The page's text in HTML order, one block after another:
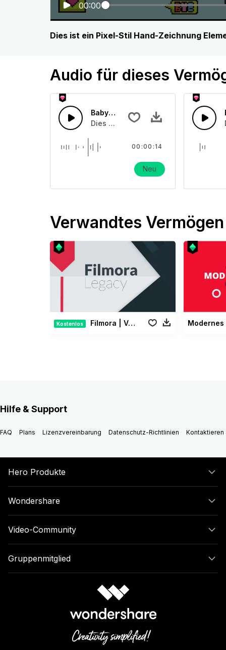
00:00
Dies ist ein Pixel-Stil Hand-Zeichnung
Audio für dieses
Baby lernt Sprache 02
Dies ist ein Soundeffekt über ein
00:00:14
Neu
Verwandtes Vermögen
Kostenlos Filmora | Vermächtnis Paket
Hilfe & Support
FAQ Plans Lizenzvereinbarung Datenschutz-Richtlinien Kontaktieren
Hero Produkte
Wondershare
Video-Community
Gruppenmitglied